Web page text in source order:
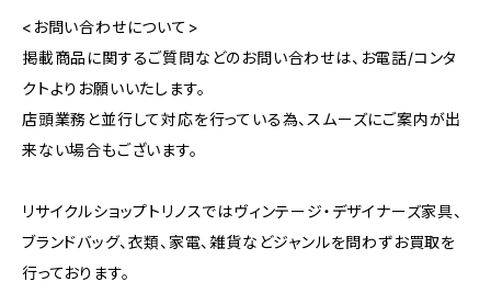
<お問い合わせについて>
掲載商品に関するご質問などのお問い合わせは、お電話/コンタ
クトよりお願いいたします。
店頭業務と並行して対応を行っている為、スムーズにご案内が出
来ない場合もございます。
リサイクルショップトリノスではヴィンテージ・デザイナーズ家具、
ブランドバッグ、衣類、家電、雑貨などジャンルを問わずお買取を
行っております。